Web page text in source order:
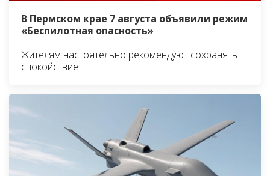
В Пермском крае 7 августа объявили режим
«Беспилотная опасность»
Жителям настоятельно рекомендуют сохранять
спокойствие